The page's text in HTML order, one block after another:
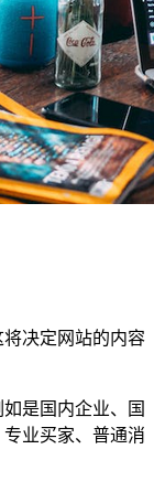
决定网站的内容
是国内企业、国
业买家、普通消